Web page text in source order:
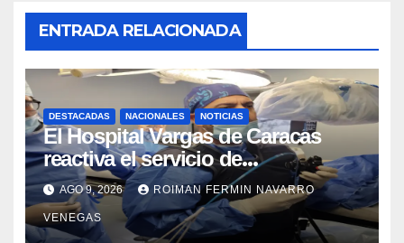
ENTRADA RELACIONADA
DESTACADAS NACIONALES NOTICIAS
El Hospital Vargas de Caracas
reactiva el servicio de
Colangiopancreatografía
Retrógrada Endoscópica para
beneficiar a cientos de pacientes
AGO 9, 2026 ROIMAN FERMIN NAVARRO
VENEGAS